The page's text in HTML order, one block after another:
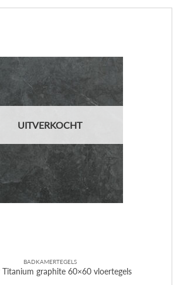
UITVERKOCHT
BADKAMERTEGELS
Titanium graphite 60×60 vloertegels